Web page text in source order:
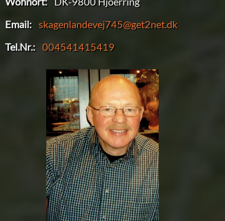
Email: skagenlandevej745@get2net.dk
Tel.Nr.: 004541415419